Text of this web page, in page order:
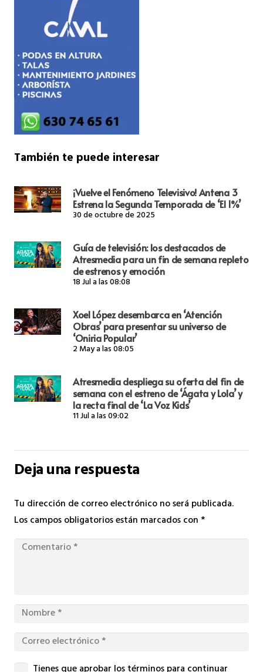
También te puede interesar
¡Vuelve el Fenómeno Televisivo! Antena 3
Estrena la Segunda Temporada de ‘El 1%’
30 de octubre de 2025
Guía de televisión: los destacados de
Atresmedia para un fin de semana repleto
de estrenos y emoción
18 Jul a las 08:08
Xoel López desembarca en ‘Atención
Obras’ para presentar su universo de
‘Oniria Popular’
2 May a las 08:05
Atresmedia despliega su oferta del fin de
semana con el estreno de ‘Ágata y Lola’ y
la recta final de ‘La Voz Kids’
11 Jul a las 09:02
Deja una respuesta
Tu dirección de correo electrónico no será publicada.
Los campos obligatorios están marcados con*